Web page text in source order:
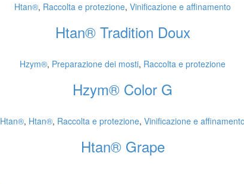
Htan®, Raccolta e protezione, Vinificazione e affinamento
Htan® Tradition Doux
Hzym®, Preparazione dei mosti, Raccolta e protezione
Hzym® Color G
Htan®, Htan®, Raccolta e protezione, Vinificazione e
Htan® Grape